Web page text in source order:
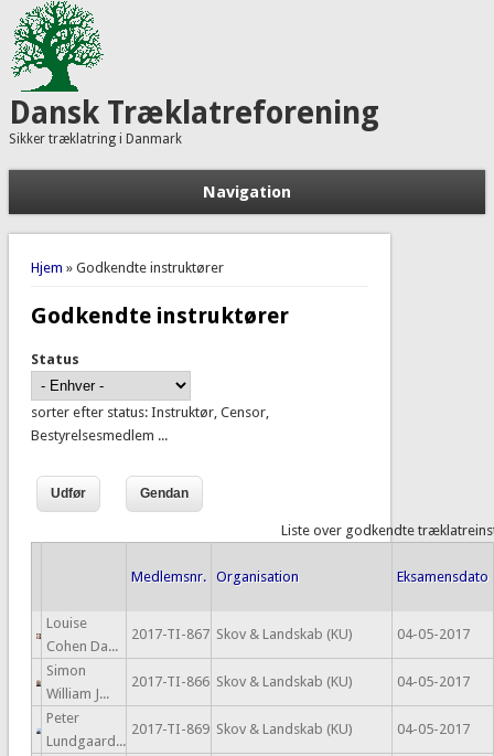
Dansk Træklatreforening
Sikker træklatring i Danmark
Navigation
Du er her
Hjem » Godkendte instruktører
Godkendte instruktører
Status
sorter efter status: Instruktør, Censor,
Bestyrelsesmedlem ...
Liste over godkendte
Medlemsnr. Organisation Eksamensdato
Louise
Cohen Da...
2017-TI-867 Skov & Landskab (KU) 04-05-2017
Simon
William J...
2017-TI-866 Skov & Landskab (KU) 04-05-2017
Peter
Lundgaard...
2017-TI-869 Skov & Landskab (KU) 04-05-2017